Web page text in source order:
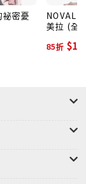
密憂
美拉 (全)
85折